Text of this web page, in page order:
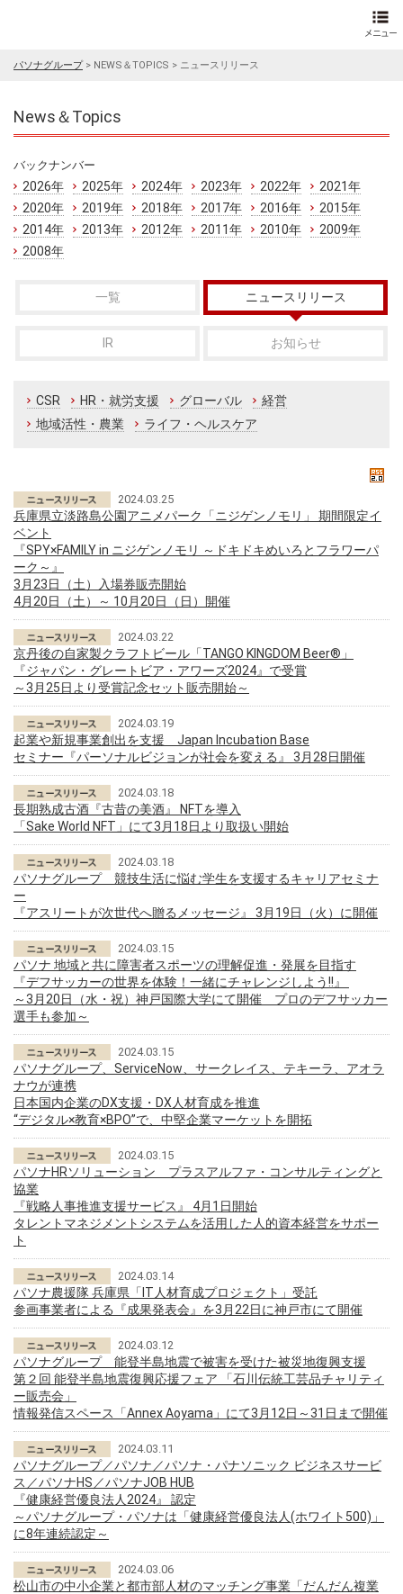
パソナグループ> NEWS＆TOPICS > ニュースリリース
News＆Topics
バックナンバー
2026年 2025年 2024年 2023年 2022年
2021年
2020年
2019年 2018年 2017年 2016年
2015年
2014年
2013年 2012年 2011年 2010年
2009年
2008年
一覧 ニュースリリース
IR お知らせ
CSR HR・就労支援 グローバル
経営
地域活性・農業
ライフ・ヘルスケア
2024.03.25
兵庫県立淡路島公園アニメパーク「ニジゲンノモリ」 期間限定イ
ベント
『SPY×FAMILY in ニジゲンノモリ ～ドキドキめいろとフラワーパ
ーク～』
3月23日（土）入場券販売開始
4月20日（土）～ 10月20日（日）開催
2024.03.22
京丹後の自家製クラフトビール「TANGO KINGDOM Beer®」
『ジャパン・グレートビア・アワーズ2024』で受賞
～3月25日より受賞記念セット販売開始～
2024.03.19
起業や新規事業創出を支援 Japan Incubation Base
セミナー『パーソナルビジョンが社会を変える』 3月28日開催
2024.03.18
長期熟成古酒『古昔の美酒』 NFTを導入
「Sake World NFT」にて3月18日より取扱い開始
2024.03.18
パソナグループ 競技生活に悩む学生を支援するキャリアセミナ
ー
『アスリートが次世代へ贈るメッセージ』 3月19日（火）に開催
2024.03.15
パソナ 地域と共に障害者スポーツの理解促進・発展を目指す
『デフサッカーの世界を体験！一緒にチャレンジしよう!!』
～3月20日（水・祝）神戸国際大学にて開催 プロのデフサッカー
選手も参加～
2024.03.15
パソナグループ、ServiceNow、サークレイス、テキーラ、アオラ
ナウが連携
日本国内企業のDX支援・DX人材育成を推進
“デジタル×教育×BPO”で、中堅企業マーケットを開拓
2024.03.15
パソナHRソリューション プラスアルファ・コンサルティングと
協業
『戦略人事推進支援サービス』 4月1日開始
タレントマネジメントシステムを活用した人的資本経営をサポー
ト
2024.03.14
パソナ農援隊 兵庫県「IT人材育成プロジェクト」受託
参画事業者による『成果発表会』を3月22日に神戸市にて開催
2024.03.12
パソナグループ 能登半島地震で被害を受けた被災地復興支援
第２回 能登半島地震復興応援フェア 「石川伝統工芸品チャリティ
ー販売会」
情報発信スペース「Annex Aoyama」にて3月12日～31日まで開催
2024.03.11
パソナグループ／パソナ／パソナ・パナソニック ビジネスサービ
ス／パソナHS／パソナJOB HUB
『健康経営優良法人2024』 認定
～パソナグループ・パソナは「健康経営優良法人(ホワイト500)」
に8年連続認定～
2024.03.06
松山市の中小企業と都市部人材のマッチング事業「だんだん複業